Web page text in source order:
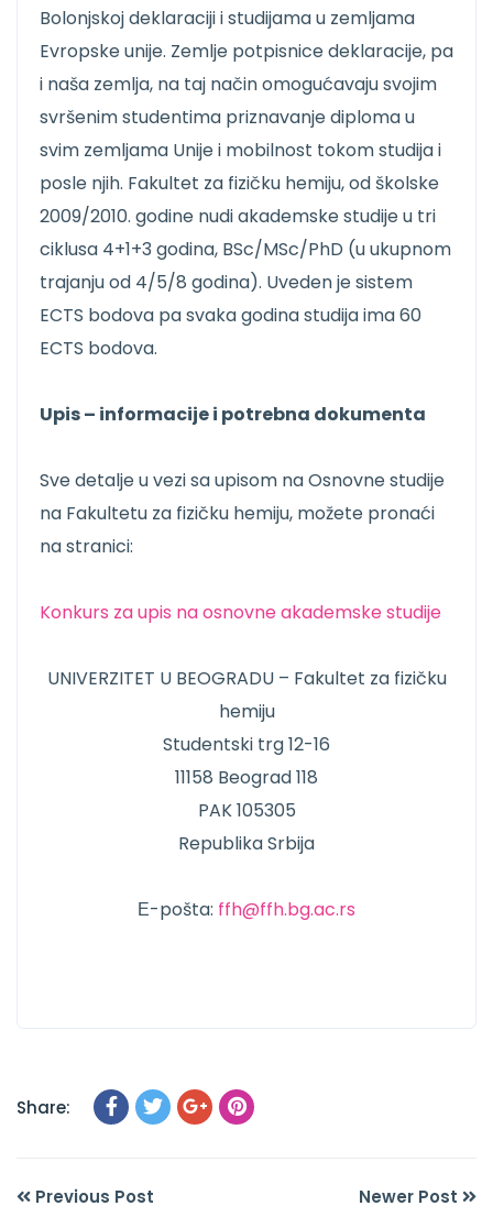
Bolonjskoj deklaraciji i studijama u zemljama
Evropske unije. Zemlje potpisnice deklaracije, pa
i naša zemlja, na taj način omogućavaju svojim
svršenim studentima priznavanje diploma u
svim zemljama Unije i mobilnost tokom studija i
posle njih. Fakultet za fizičku hemiju, od školske
2009/2010. godine nudi akademske studije u tri
ciklusa 4+1+3 godina, BSc/MSc/PhD (u ukupnom
trajanju od 4/5/8 godina). Uveden je sistem
ECTS bodova pa svaka godina studija ima 60
ECTS bodova.
Upis – informacije i potrebna dokumenta
Sve detalje u vezi sa upisom na Osnovne studije
na Fakultetu za fizičku hemiju, možete pronaći
na stranici:
Konkurs za upis na osnovne akademske studije
UNIVERZITET U BEOGRADU – Fakultet za fizičku
hemiju
Studentski trg 12-16
11158 Beograd 118
PAK 105305
Republika Srbija
Е-pošta: ffh@ffh.bg.ac.rs
Share:
Previous Post Newer Post